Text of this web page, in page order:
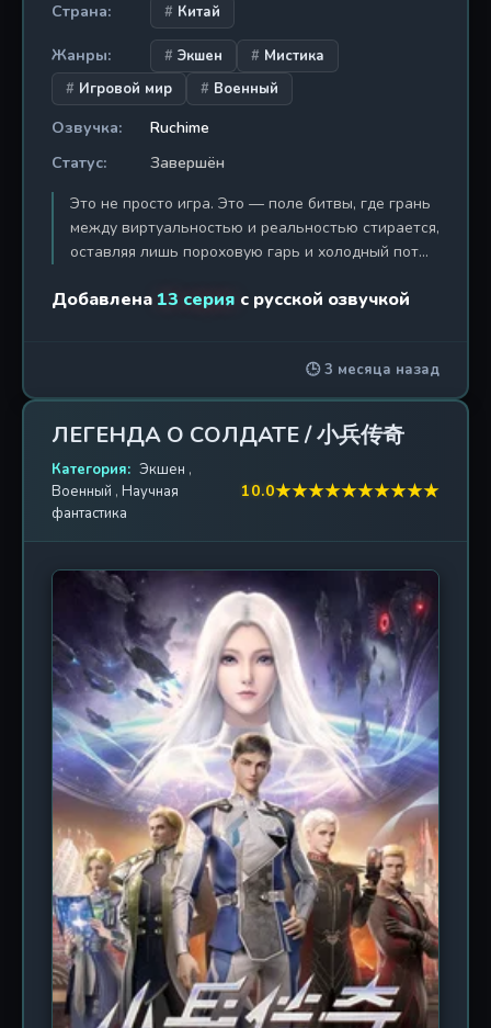
Страна: Китай
Жанры: Экшен
Мистика
Игровой мир
Военный
Озвучка:
Ruchime
Статус:
Завершён
Это не просто игра. Это — поле битвы, где грань
между виртуальностью и реальностью стирается,
оставляя лишь пороховую гарь и холодный пот
«Призрак»» — это мрачный и динамичный
многопользовательской игры CrossFire. Сюжет
бросает зрителя в водоворот секретных военных
операций, технологических заговоров и
сверхсекретных экспериментов, где главное
оружие — не только пуля, но и информация.
История разворачивается вокруг загадочного
«Проекта «Призрак»» — правительственной
программы, направленной на создание солдат
будущего с использованием передовых
нейроинтерфейсов и систем невидимости.
Главный герой, элитный боец спецподразделения,
оказывается втянут в смертельно опасную игру,
где вчерашние союзники становятся врагами, а
каждый новый шаг может оказаться последним.
Атмосфера сериала пропитана духом нуара и
военного триллера: тёмные коридоры брошенных
лабораторий, мерцание тактических экранов,
приглушённые переговоры по рации и внезапные
вспышки перестрелок. Особое внимание уделено
психологической составляющей. Персонажи
вынуждены бороться не только с внешними
угрозами, но и с внутренними демонами,
паранойей и потерей доверия. Каждый эпизод —
это новый виток напряжённого расследования,
где детективная линия тесно переплетается с
военной тактикой и элементами мистики. Зритель
вместе с героями пытается распутать клубок лжи
Добавлена 13 серия с русской озвучкой
🕒 3 месяца назад
ЛЕГЕНДА О СОЛДАТЕ / 小兵传奇
Категория: Экшен ,
Военный , Научная
фантастика
10.0★★★★★★★★★★